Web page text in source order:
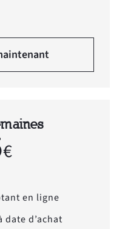
€
en ligne
date d’achat